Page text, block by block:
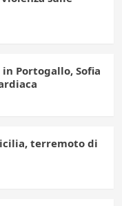
Portogallo, Sofia
terremoto di